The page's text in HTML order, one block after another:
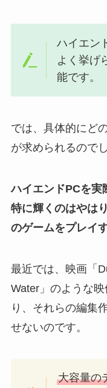
ハイエン
よく挙げ
能です。
では、具体的にど
が求められるので
ハイエンドPCを実
特に輝くのはやは
のゲームをプレイ
最近では、映画「
Water」のような
り、それらの編集
せないのです。
大容量の